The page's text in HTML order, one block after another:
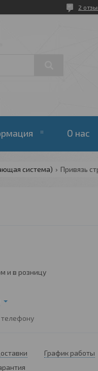
2
О нас
система) Привязь
и в розницу
телефону
График работы